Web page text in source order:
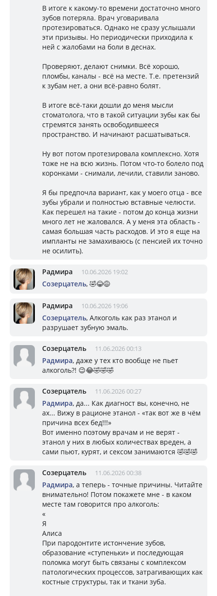
В итоге к какому-то времени достаточно много
зубов потеряла. Врач уговаривала
протезироваться. Однако не сразу услышали
эти призывы. Но периодически приходила к
ней с жалобами на боли в деснах.
Проверяют, делают снимки. Всё хорошо,
пломбы, каналы - всё на месте. Т.е. претензий
к зубам нет, а они всё-равно болят.
В итоге всё-таки дошли до меня мысли
стоматолога, что в такой ситуации зубы как бы
стремятся занять освободившееся
пространство. И начинают расшатываться.
Ну вот потом протезировала комплексно. Хотя
тоже не на всю жизнь. Потом что-то болело под
коронками - снимали, лечили, ставили заново.
Я бы предпочла вариант, как у моего отца - все
зубы убрали и полностью вставные челюсти.
Как перешел на такие - потом до конца жизни
много лет не жаловался. А у меня эта область -
самая большая часть расходов. И это я еще на
импланты не замахиваюсь (с пенсией их точно
не осилить).
Радмира 10.06.2026 19:02
Созерцатель, 🤣😂😅
Радмира 10.06.2026 19:06
Созерцатель, Алкоголь как раз этанол и
разрушает зубную эмаль.
Созерцатель 11.06.2026 00:13
Радмира, даже у тех кто вообще не пьет
алкоголь?! 😉😂🤣🤣🤣
Созерцатель 11.06.2026 00:27
Радмира, да... Как диагност вы, конечно, не
ах... Вижу в рационе этанол - «так вот же в чём
причина всех бед!!!»
Вот именно поэтому врачам и не верят -
этанол у них в любых количествах вреден, а
сами пьют, курят, и сексом занимаются 🤣🤣🤣
Созерцатель 11.06.2026 00:38
Радмира, а теперь - точные причины. Читайте
внимательно! Потом покажете мне - в каком
месте там говорится про алкоголь:
«
Я
Алиса
При пародонтите истончение зубов,
образование «ступеньки» и последующая
поломка могут быть связаны с комплексом
патологических процессов, затрагивающих как
костные структуры, так и ткани зуба.